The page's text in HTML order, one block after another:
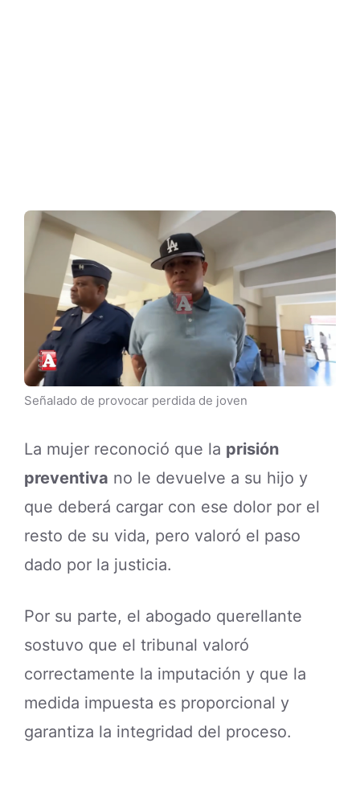
Señalado de provocar perdida de joven
La mujer reconoció que la prisión
preventiva no le devuelve a su hijo y
que deberá cargar con ese dolor por el
resto de su vida, pero valoró el paso
dado por la justicia.
Por su parte, el abogado querellante
sostuvo que el tribunal valoró
correctamente la imputación y que la
medida impuesta es proporcional y
garantiza la integridad del proceso.